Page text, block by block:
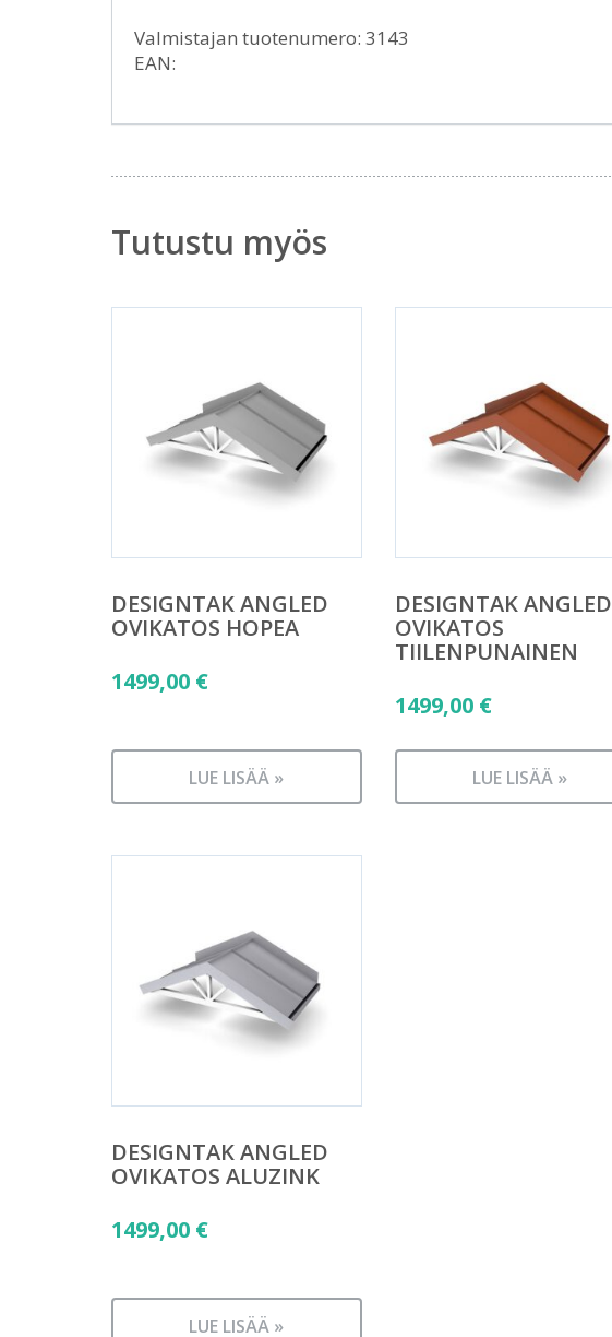
Valmistajan tuotenumero: 3143
EAN:
Tutustu myös
DESIGNTAK ANGLED
OVIKATOS HOPEA
1499,00 €
LUE LISÄÄ »
DESIGNTAK ANGLED
OVIKATOS
TIILENPUNAINEN
1499,00 €
LUE LISÄÄ »
DESIGNTAK ANGLED
OVIKATOS ALUZINK
1499,00 €
LUE LISÄÄ »